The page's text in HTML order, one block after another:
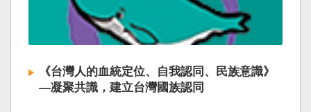
《台灣人的血統定位、自我認同、民族意識》
—凝聚共識，建立台灣國族認同